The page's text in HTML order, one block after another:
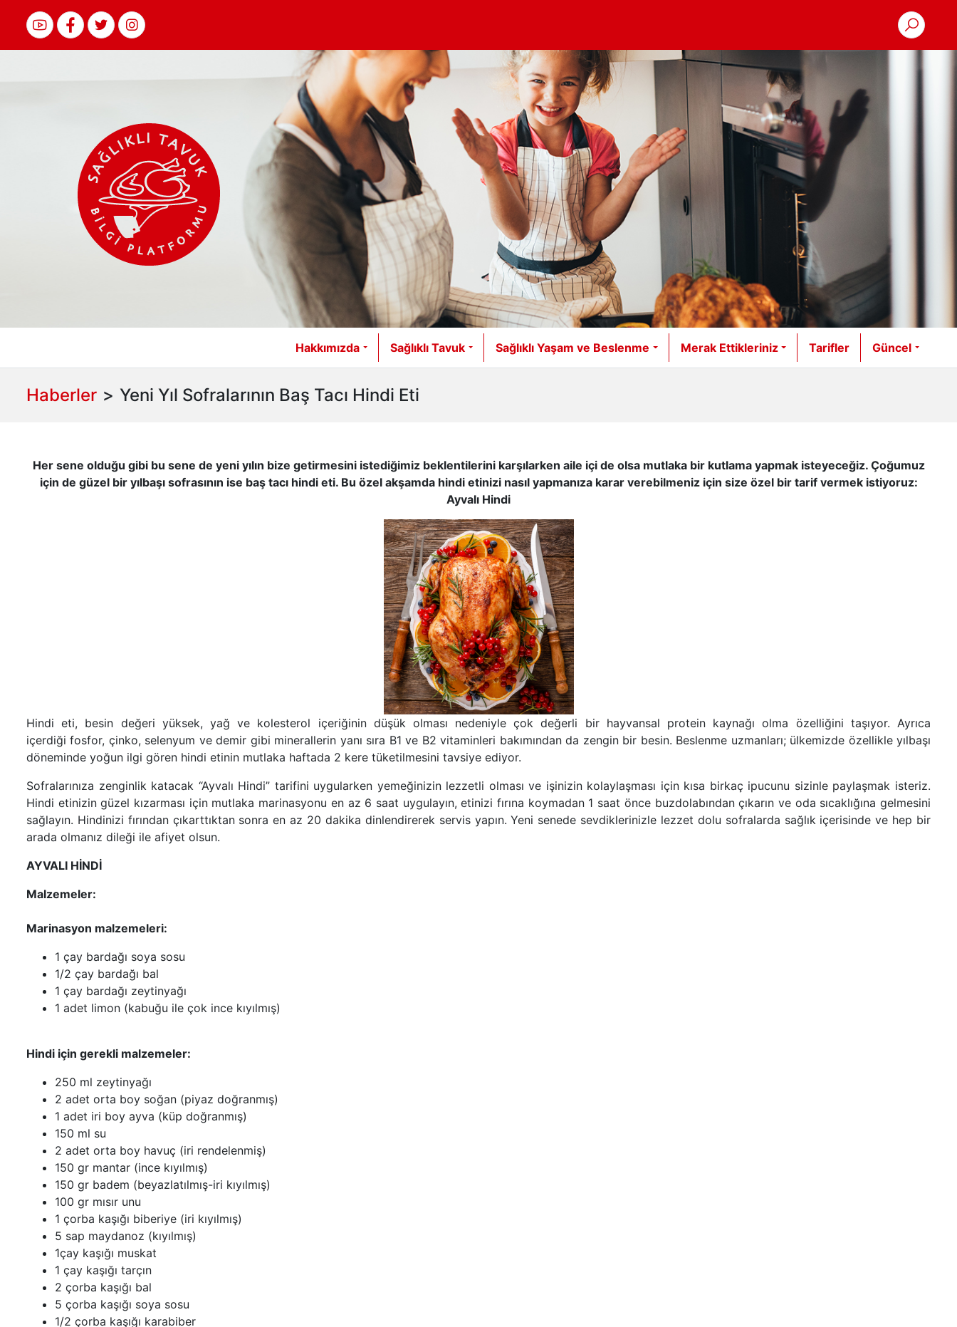
Hakkımızda Sağlıklı Tavuk Sağlıklı Yaşam ve Beslenme Merak Ettikleriniz Tarifler Güncel
Haberler > Yeni Yıl Sofralarının Baş Tacı Hindi Eti
Her sene olduğu gibi bu sene de yeni yılın bize getirmesini istediğimiz beklentilerini karşılarken aile içi de olsa mutlaka bir kutlama yapmak isteyeceğiz. Çoğumuz
için de güzel bir yılbaşı sofrasının ise baş tacı hindi eti. Bu özel akşamda hindi etinizi nasıl yapmanıza karar verebilmeniz için size özel bir tarif vermek istiyoruz:
Ayvalı Hindi
Hindi eti, besin değeri yüksek, yağ ve kolesterol içeriğinin düşük olması nedeniyle çok değerli bir hayvansal protein kaynağı olma özelliğini taşıyor. Ayrıca
içerdiği fosfor, çinko, selenyum ve demir gibi minerallerin yanı sıra B1 ve B2 vitaminleri bakımından da zengin bir besin. Beslenme uzmanları; ülkemizde özellikle yılbaşı
döneminde yoğun ilgi gören hindi etinin mutlaka haftada 2 kere tüketilmesini tavsiye ediyor.
Sofralarınıza zenginlik katacak “Ayvalı Hindi” tarifini uygularken yemeğinizin lezzetli olması ve işinizin kolaylaşması için kısa birkaç ipucunu sizinle paylaşmak isteriz.
Hindi etinizin güzel kızarması için mutlaka marinasyonu en az 6 saat uygulayın, etinizi fırına koymadan 1 saat önce buzdolabından çıkarın ve oda sıcaklığına gelmesini
sağlayın. Hindinizi fırından çıkarttıktan sonra en az 20 dakika dinlendirerek servis yapın. Yeni senede sevdiklerinizle lezzet dolu sofralarda sağlık içerisinde ve hep bir
arada olmanız dileği ile afiyet olsun.
AYVALI HİNDİ
Malzemeler:
Marinasyon malzemeleri:
1 çay bardağı soya sosu
1/2 çay bardağı bal
1 çay bardağı zeytinyağı
1 adet limon (kabuğu ile çok ince kıyılmış)
Hindi için gerekli malzemeler:
250 ml zeytinyağı
2 adet orta boy soğan (piyaz doğranmış)
1 adet iri boy ayva (küp doğranmış)
150 ml su
2 adet orta boy havuç (iri rendelenmiş)
150 gr mantar (ince kıyılmış)
150 gr badem (beyazlatılmış-iri kıyılmış)
100 gr mısır unu
1 çorba kaşığı biberiye (iri kıyılmış)
5 sap maydanoz (kıyılmış)
1çay kaşığı muskat
1 çay kaşığı tarçın
2 çorba kaşığı bal
5 çorba kaşığı soya sosu
1/2 çorba kaşığı karabiber